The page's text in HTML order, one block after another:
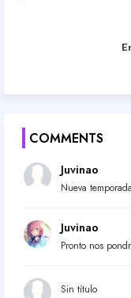
COMMENTS
Juvinao
Nueva
Juvinao
Pronto nos
Sin título